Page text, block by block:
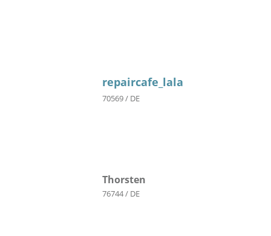
repaircafe_lala
70569 / DE
Thorsten
76744 / DE